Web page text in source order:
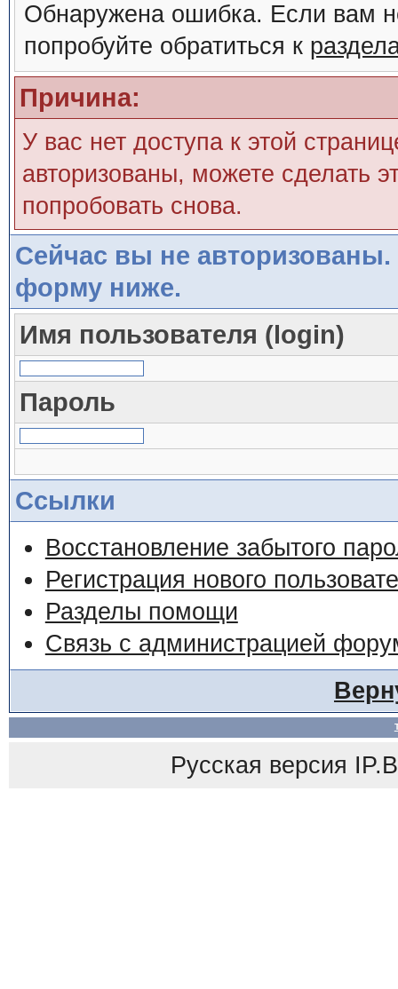
Обнаружена ошибка. Если вам
попробуйте обратиться к
Причина:
У вас нет доступа к этой
авторизованы, можете сделать
попробовать снова.
Сейчас вы не авторизованы.
форму ниже.
Имя пользователя (login)
Пароль
Ссылки
Восстановление забытого
Регистрация нового
Разделы помощи
Связь с администрацией
Русская версия